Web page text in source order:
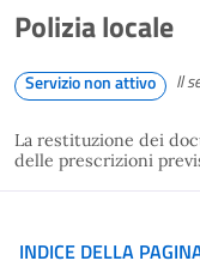
Polizia locale
Servizio non attivo Il
La restituzione dei
delle prescrizioni
INDICE DELLA